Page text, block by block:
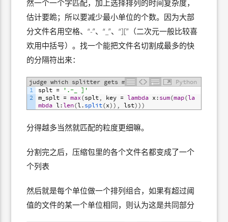
然一个一个字匹配，加上选择排列的时间复杂度，
估计要跪；所以要减少最小单位的个数。因为大部
分文件名用空格、“-”、“_”、“][”（二次元一般比较喜
欢用中括号）。找一个能把文件名切割成最多的快
的分隔符出来：
judge which splitter gets most split
Python
1
2
splt = '.-_ ]'
m_splt = max(splt, key = lambda x:sum(map(la
mbda l:len(l.split(x)) , lst)))
分得越多当然就匹配的粒度更细嘛。
分割完之后，压缩包里的各个文件名都变成了一个
个列表
然后就是每个单位做一个排列组合，如果有超过阈
值的文件的某一个单位相同，则认为这是共同部分